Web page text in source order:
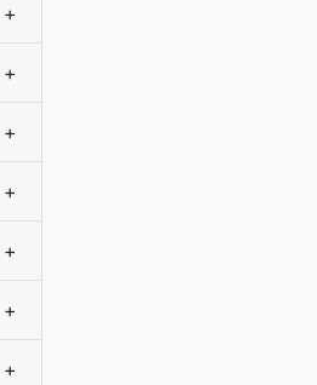
+
+
+
+
+
+
+